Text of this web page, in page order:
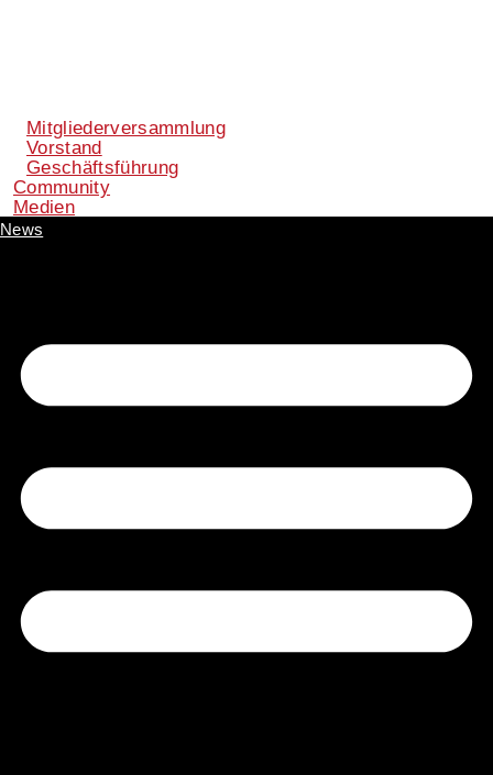
Mitgliederversammlung
Vorstand
Geschäftsführung
Community
Medien
News